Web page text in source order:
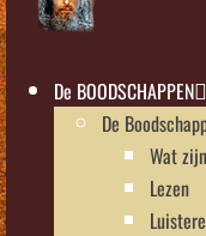
De BOODSCHAPPEN
De
Wat
Lezen